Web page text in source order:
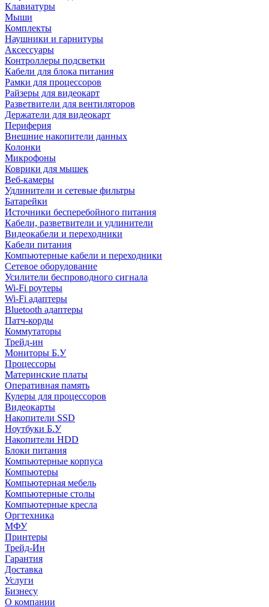
Клавиатуры
Мыши
Комплекты
Наушники и гарнитуры
Аксессуары
Контроллеры подсветки
Кабели для блока питания
Рамки для процессоров
Райзеры для видеокарт
Разветвители для вентиляторов
Держатели для видеокарт
Периферия
Внешние накопители данных
Колонки
Микрофоны
Коврики для мышек
Веб-камеры
Удлинители и сетевые фильтры
Батарейки
Источники бесперебойного питания
Кабели, разветвители и удлинители
Видеокабели и переходники
Кабели питания
Компьютерные кабели и переходники
Сетевое оборудование
Усилители беспроводного сигнала
Wi-Fi роутеры
Wi-Fi адаптеры
Bluetooth адаптеры
Патч-корды
Коммутаторы
Трейд-ин
Мониторы Б.У
Процессоры
Материнские платы
Оперативная память
Кулеры для процессоров
Видеокарты
Накопители SSD
Ноутбуки Б.У
Накопители HDD
Блоки питания
Компьютерные корпуса
Компьютеры
Компьютерная мебель
Компьютерные столы
Компьютерные кресла
Оргтехника
МФУ
Принтеры
Трейд-Ин
Гарантия
Доставка
Услуги
Бизнесу
О компании